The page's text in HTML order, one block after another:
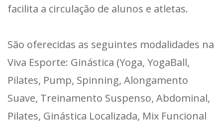
facilita a circulação de alunos e atletas.
São oferecidas as seguintes modalidades na
Viva Esporte: Ginástica (Yoga, YogaBall,
Pilates, Pump, Spinning, Alongamento
Suave, Treinamento Suspenso, Abdominal,
Pilates, Ginástica Localizada, Mix Funcional